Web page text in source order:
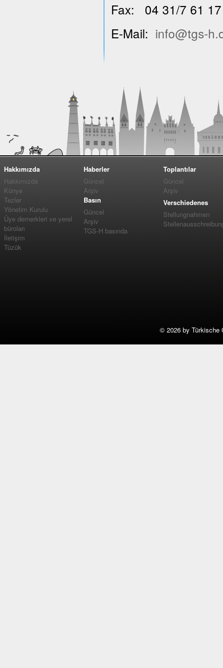
Fax: 04 31/7 61 17
E-Mail: info@tgs-
Hakkımızda
Hakkımızda
Künye
Tezler
Yönetim Kurulu
Üye dernerkleri ve yerel
büroları
İletişim
Tüzük
Haberler
Güncel
Arşiv
Basın
Güncel
Arşiv
TGS-H basında
Toplantılar
Güncel
Arşiv
Verschiedenes
Stellungnahmen
© 2026 by Türkische